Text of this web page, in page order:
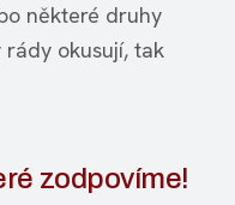
některé druhy
rády okusují, tak
zodpovíme!